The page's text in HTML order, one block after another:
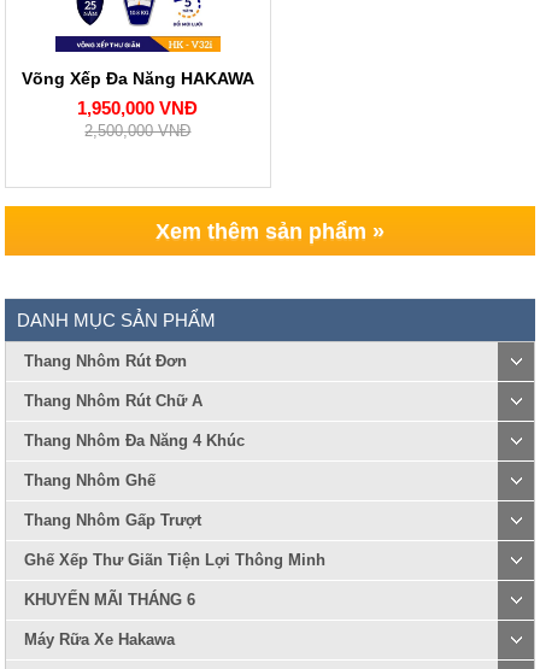
Võng Xếp Đa Năng HAKAWA
1,950,000 VNĐ
2,500,000 VNĐ
Xem thêm sản phẩm »
DANH MỤC SẢN PHẨM
Thang Nhôm Rút Đơn
Thang Nhôm Rút Chữ A
Thang Nhôm Đa Năng 4 Khúc
Thang Nhôm Ghế
Thang Nhôm Gấp Trượt
Ghế Xếp Thư Giãn Tiện Lợi Thông Minh
KHUYẾN MÃI THÁNG 6
Máy Rữa Xe Hakawa